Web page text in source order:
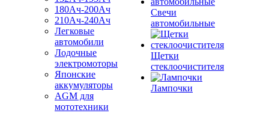
180Ач-200Ач
210Ач-240Ач
Легковые
автомобили
Лодочные
электромоторы
Японские
аккумуляторы
AGM для
мототехники
Свечи
автомобильные
Щетки
стеклоочистителя
Лампочки